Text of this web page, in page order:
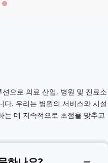
으로 의료 산업, 병원 및 진료소
다. 우리는 병원의 서비스와 시설
는 데 지속적으로 초점을 맞추고